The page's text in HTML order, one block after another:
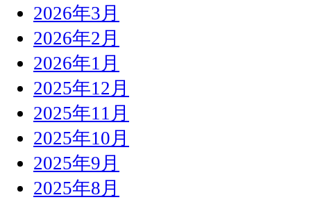
2026年3月
2026年2月
2026年1月
2025年12月
2025年11月
2025年10月
2025年9月
2025年8月